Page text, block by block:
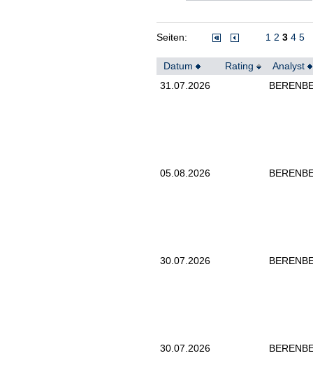
Seiten: 1 2 3 4 5
Datum Rating
Analyst
31.07.2026
05.08.2026
30.07.2026
30.07.2026